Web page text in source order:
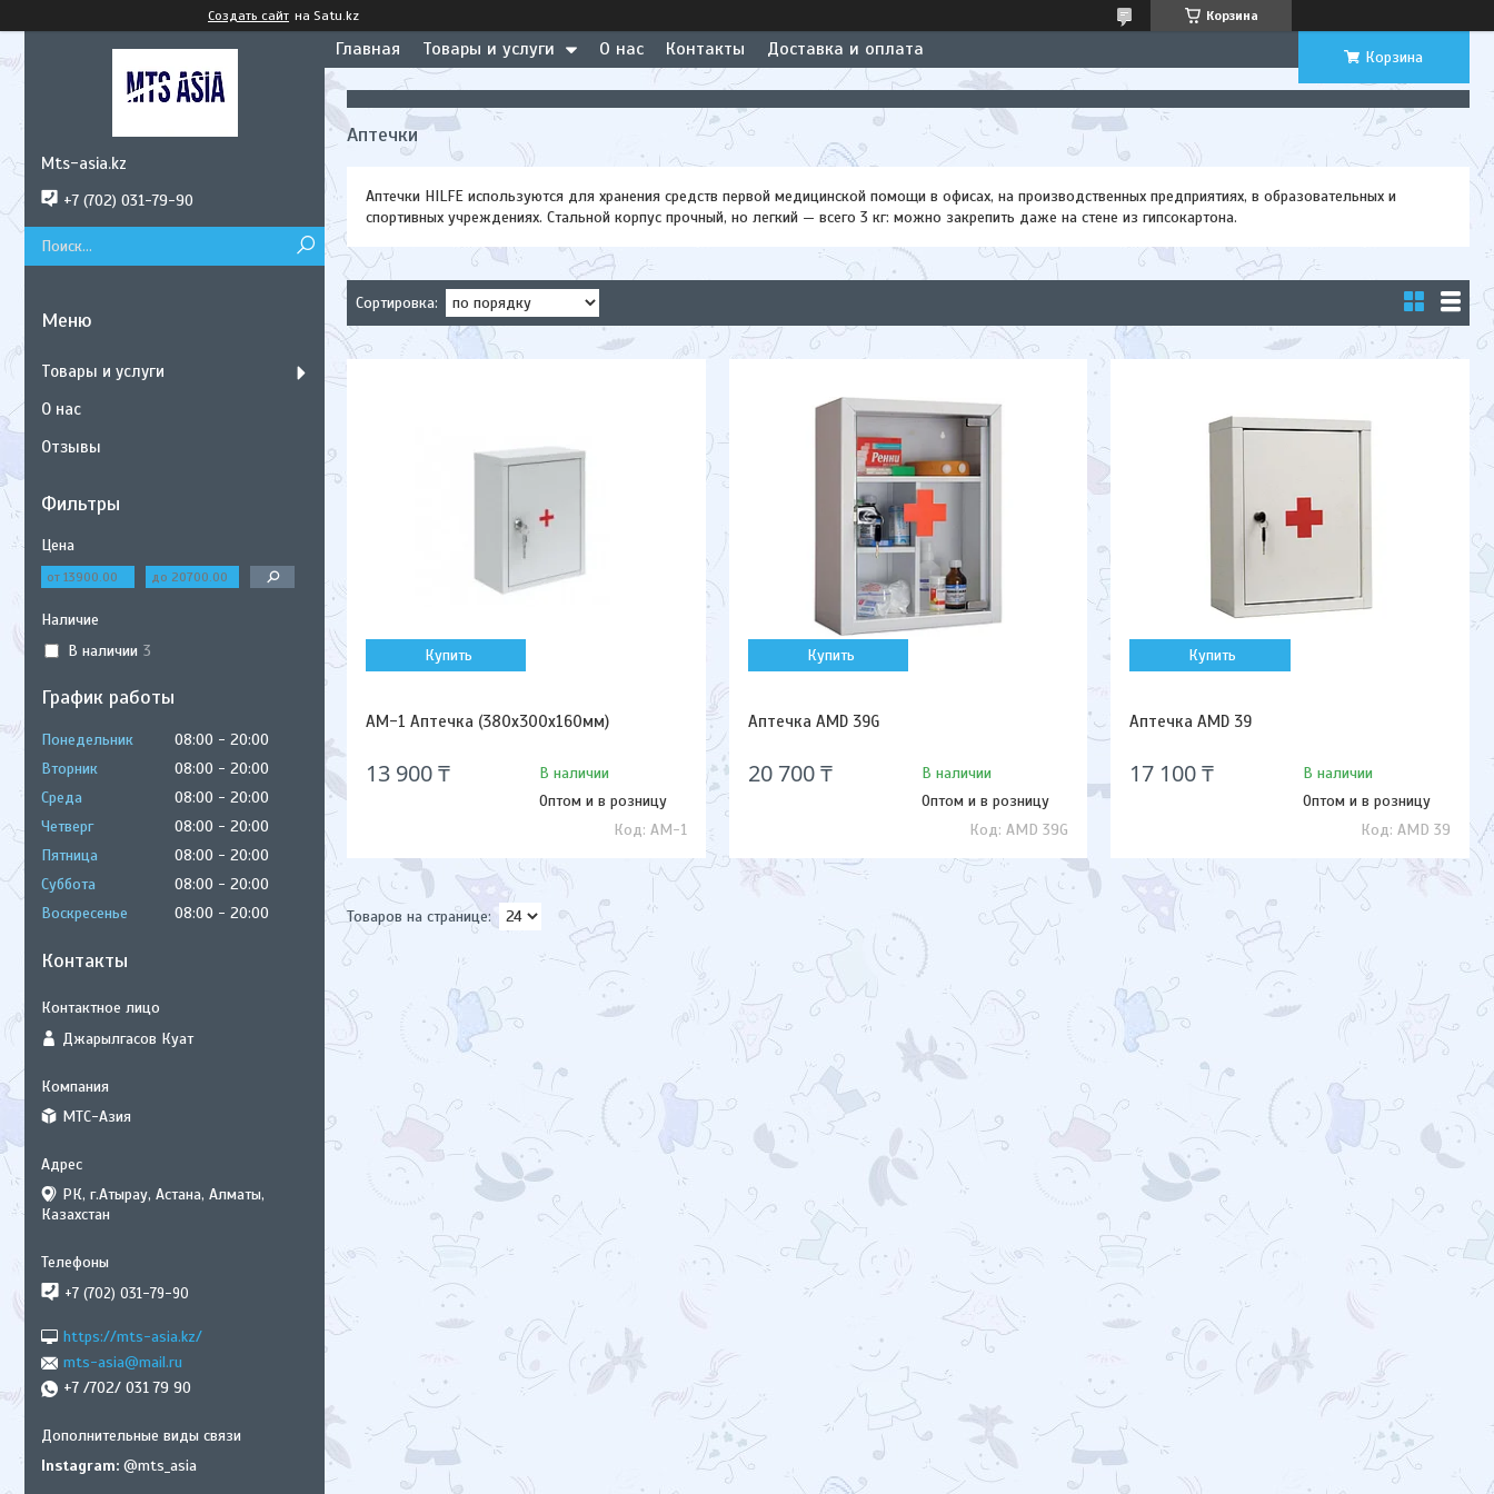
Создать сайт на Satu.kz Корзина
Главная Товары и услуги О нас Контакты Доставка и оплата Корзина
Аптечки
Аптечки HILFE используются для хранения средств первой медицинской помощи в офисах, на производственных предприятиях, в образовательных и
спортивных учреждениях. Стальной корпус прочный, но легкий — всего 3 кг: можно закрепить даже на стене из гипсокартона.
Купить
АМ-1 Аптечка (380х300х160мм)
13 900 ₸
В наличии
Оптом и в розницу
АМ-1
Купить
Аптечка AMD 39G
20 700 ₸
В наличии
Оптом и в розницу
AMD 39G
Купить
Аптечка AMD 39
17 100 ₸
В наличии
Оптом и в розницу
AMD 39
Mts-asia.kz
+7 (702) 031-79-90
Товары и услуги
О нас
Отзывы
Фильтры
Цена
Наличие
В наличии 3
График работы
Понедельник 08:00
20:00
Вторник
08:00
20:00
Среда
08:00
20:00
Четверг
08:00
20:00
Пятница
08:00
20:00
Суббота
08:00
20:00
Воскресенье
08:00 20:00
Контакты
Джарылгасов Куат
МТС-Азия
РК, г.Атырау, Астана, Алматы,
Казахстан
+7 (702) 031-79-90
https://mts-asia.kz/
mts-asia@mail.ru
+7 /702/ 031 79 90
Instagram @mts_asia